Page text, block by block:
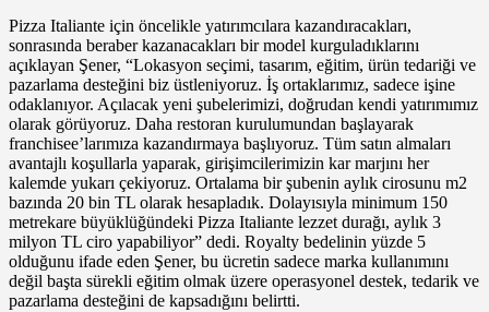
Pizza Italiante için öncelikle yatırımcılara kazandıracakları,
sonrasında beraber kazanacakları bir model kurguladıklarını
açıklayan Şener, “Lokasyon seçimi, tasarım, eğitim, ürün tedariği ve
pazarlama desteğini biz üstleniyoruz. İş ortaklarımız, sadece işine
odaklanıyor. Açılacak yeni şubelerimizi, doğrudan kendi yatırımımız
olarak görüyoruz. Daha restoran kurulumundan başlayarak
franchisee’larımıza kazandırmaya başlıyoruz. Tüm satın almaları
avantajlı koşullarla yaparak, girişimcilerimizin kar marjını her
kalemde yukarı çekiyoruz. Ortalama bir şubenin aylık cirosunu m2
bazında 20 bin TL olarak hesapladık. Dolayısıyla minimum 150
metrekare büyüklüğündeki Pizza Italiante lezzet durağı, aylık 3
milyon TL ciro yapabiliyor” dedi. Royalty bedelinin yüzde 5
olduğunu ifade eden Şener, bu ücretin sadece marka kullanımını
değil başta sürekli eğitim olmak üzere operasyonel destek, tedarik ve
pazarlama desteğini de kapsadığını belirtti.